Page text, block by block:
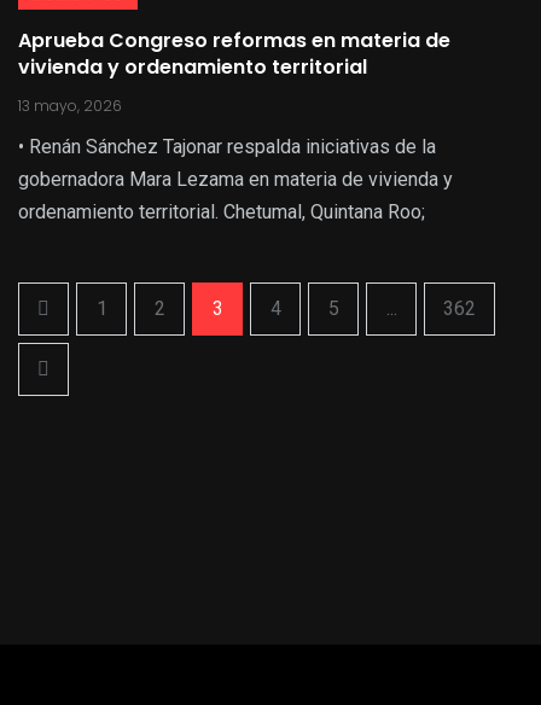
Aprueba Congreso reformas en materia de
vivienda y ordenamiento territorial
13 mayo, 2026
• Renán Sánchez Tajonar respalda iniciativas de la
gobernadora Mara Lezama en materia de vivienda y
ordenamiento territorial. Chetumal, Quintana Roo;
1 2 3 4 5 ... 362